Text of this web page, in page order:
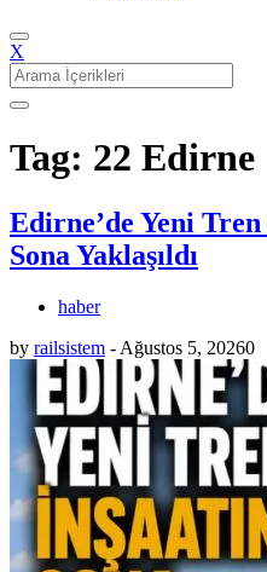
X
Search
for:
Tag: 22 Edirne
Edirne’de Yeni Tren
Sona Yaklaşıldı
haber
by railsistem - Ağustos 5, 20260